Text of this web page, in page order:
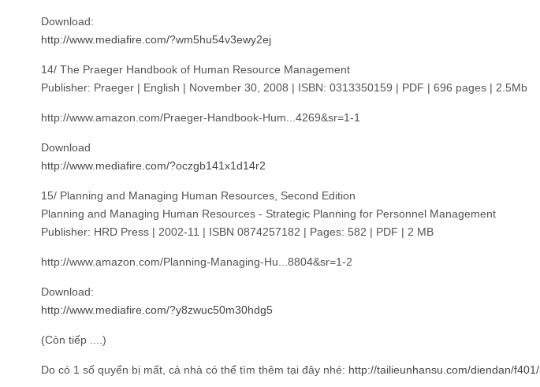
Download:
http://www.mediafire.com/?wm5hu54v3ewy2ej
14/ The Praeger Handbook of Human Resource Management
Publisher: Praeger | English | November 30, 2008 | ISBN: 0313350159 | PDF | 696 pages | 2.5Mb
http://www.amazon.com/Praeger-Handbook-Hum...4269&sr=1-1
Download
http://www.mediafire.com/?oczgb141x1d14r2
15/ Planning and Managing Human Resources, Second Edition
Planning and Managing Human Resources - Strategic Planning for Personnel Management
Publisher: HRD Press | 2002-11 | ISBN 0874257182 | Pages: 582 | PDF | 2 MB
http://www.amazon.com/Planning-Managing-Hu...8804&sr=1-2
Download:
http://www.mediafire.com/?y8zwuc50m30hdg5
(Còn tiếp ....)
Do có 1 số quyển bị mất, cả nhà có thể tìm thêm tại đây nhé: http://tailieunhansu.com/diendan/f401/